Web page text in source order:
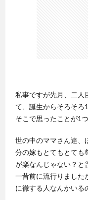
私事ですが先月、二人
て、誕生からそろそろ
そこで思ったことが1
世の中のママさん達、
分の嫁もとてもとても
が楽なんじゃない？と
一昔前に流行りました
に徹する人なんかいる